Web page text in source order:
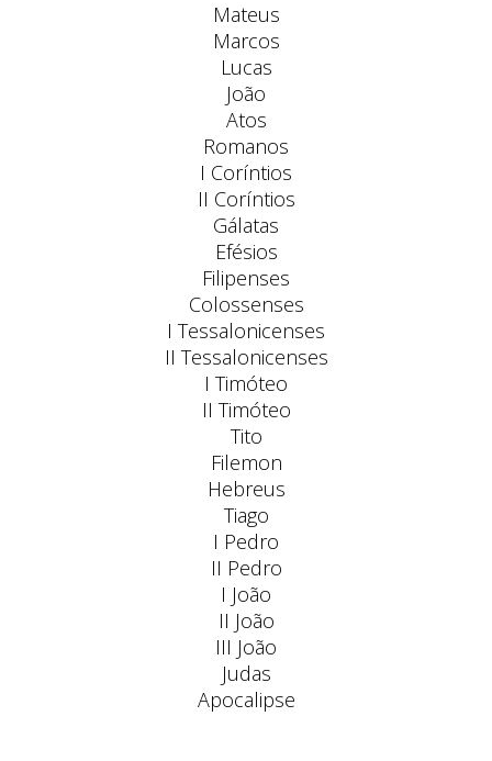
Mateus
Marcos
Lucas
João
Atos
Romanos
I Coríntios
II Coríntios
Gálatas
Efésios
Filipenses
Colossenses
I Tessalonicenses
II Tessalonicenses
I Timóteo
II Timóteo
Tito
Filemon
Hebreus
Tiago
I Pedro
II Pedro
I João
II João
III João
Judas
Apocalipse